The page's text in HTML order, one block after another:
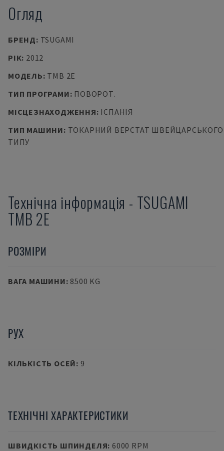
Огляд
БРЕНД: TSUGAMI
РІК: 2012
МОДЕЛЬ: TMB 2E
ТИП ПРОГРАМИ: ПОВОРОТ.
МІСЦЕЗНАХОДЖЕННЯ: ІСПАНІЯ
ТИП МАШИНИ: ТОКАРНИЙ ВЕРСТАТ ШВЕЙЦАРСЬКОГО
ТИПУ
Технічна інформація - TSUGAMI
TMB 2E
РОЗМІРИ
ВАГА МАШИНИ: 8500 KG
РУХ
КІЛЬКІСТЬ ОСЕЙ: 9
ТЕХНІЧНІ ХАРАКТЕРИСТИКИ
ШВИДКІСТЬ ШПИНДЕЛЯ: 6000 RPM